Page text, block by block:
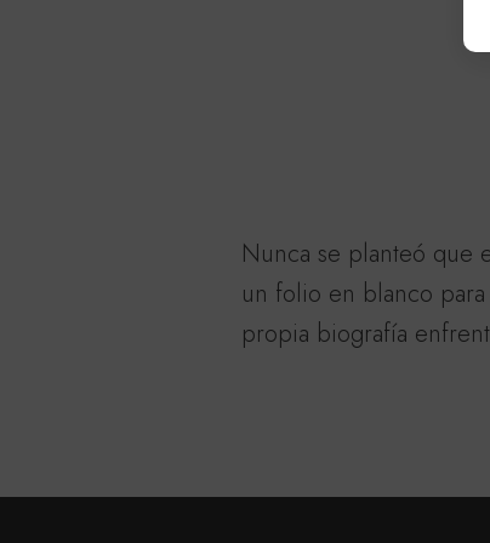
Nunca se planteó que
un folio en blanco
propia biografía